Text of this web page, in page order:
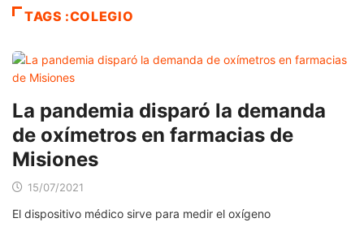
TAGS :COLEGIO
La pandemia disparó la demanda
de oxímetros en farmacias de
Misiones
15/07/2021
El dispositivo médico sirve para medir el oxígeno